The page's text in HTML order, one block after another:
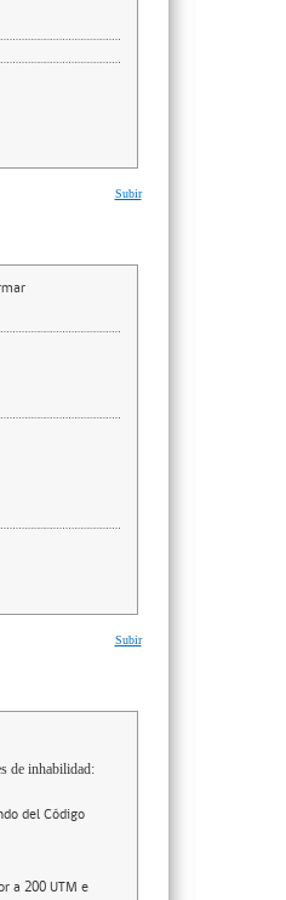
Subir
Subir
de inhabilidad:
del Código
a 200 UTM e